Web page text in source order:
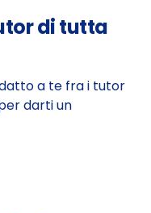
di tutta
a te fra i tutor
darti un